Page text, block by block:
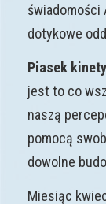
świadomości
dotykowe
Piasek
jest to co
naszą
pomocą
dowolne
Miesiąc